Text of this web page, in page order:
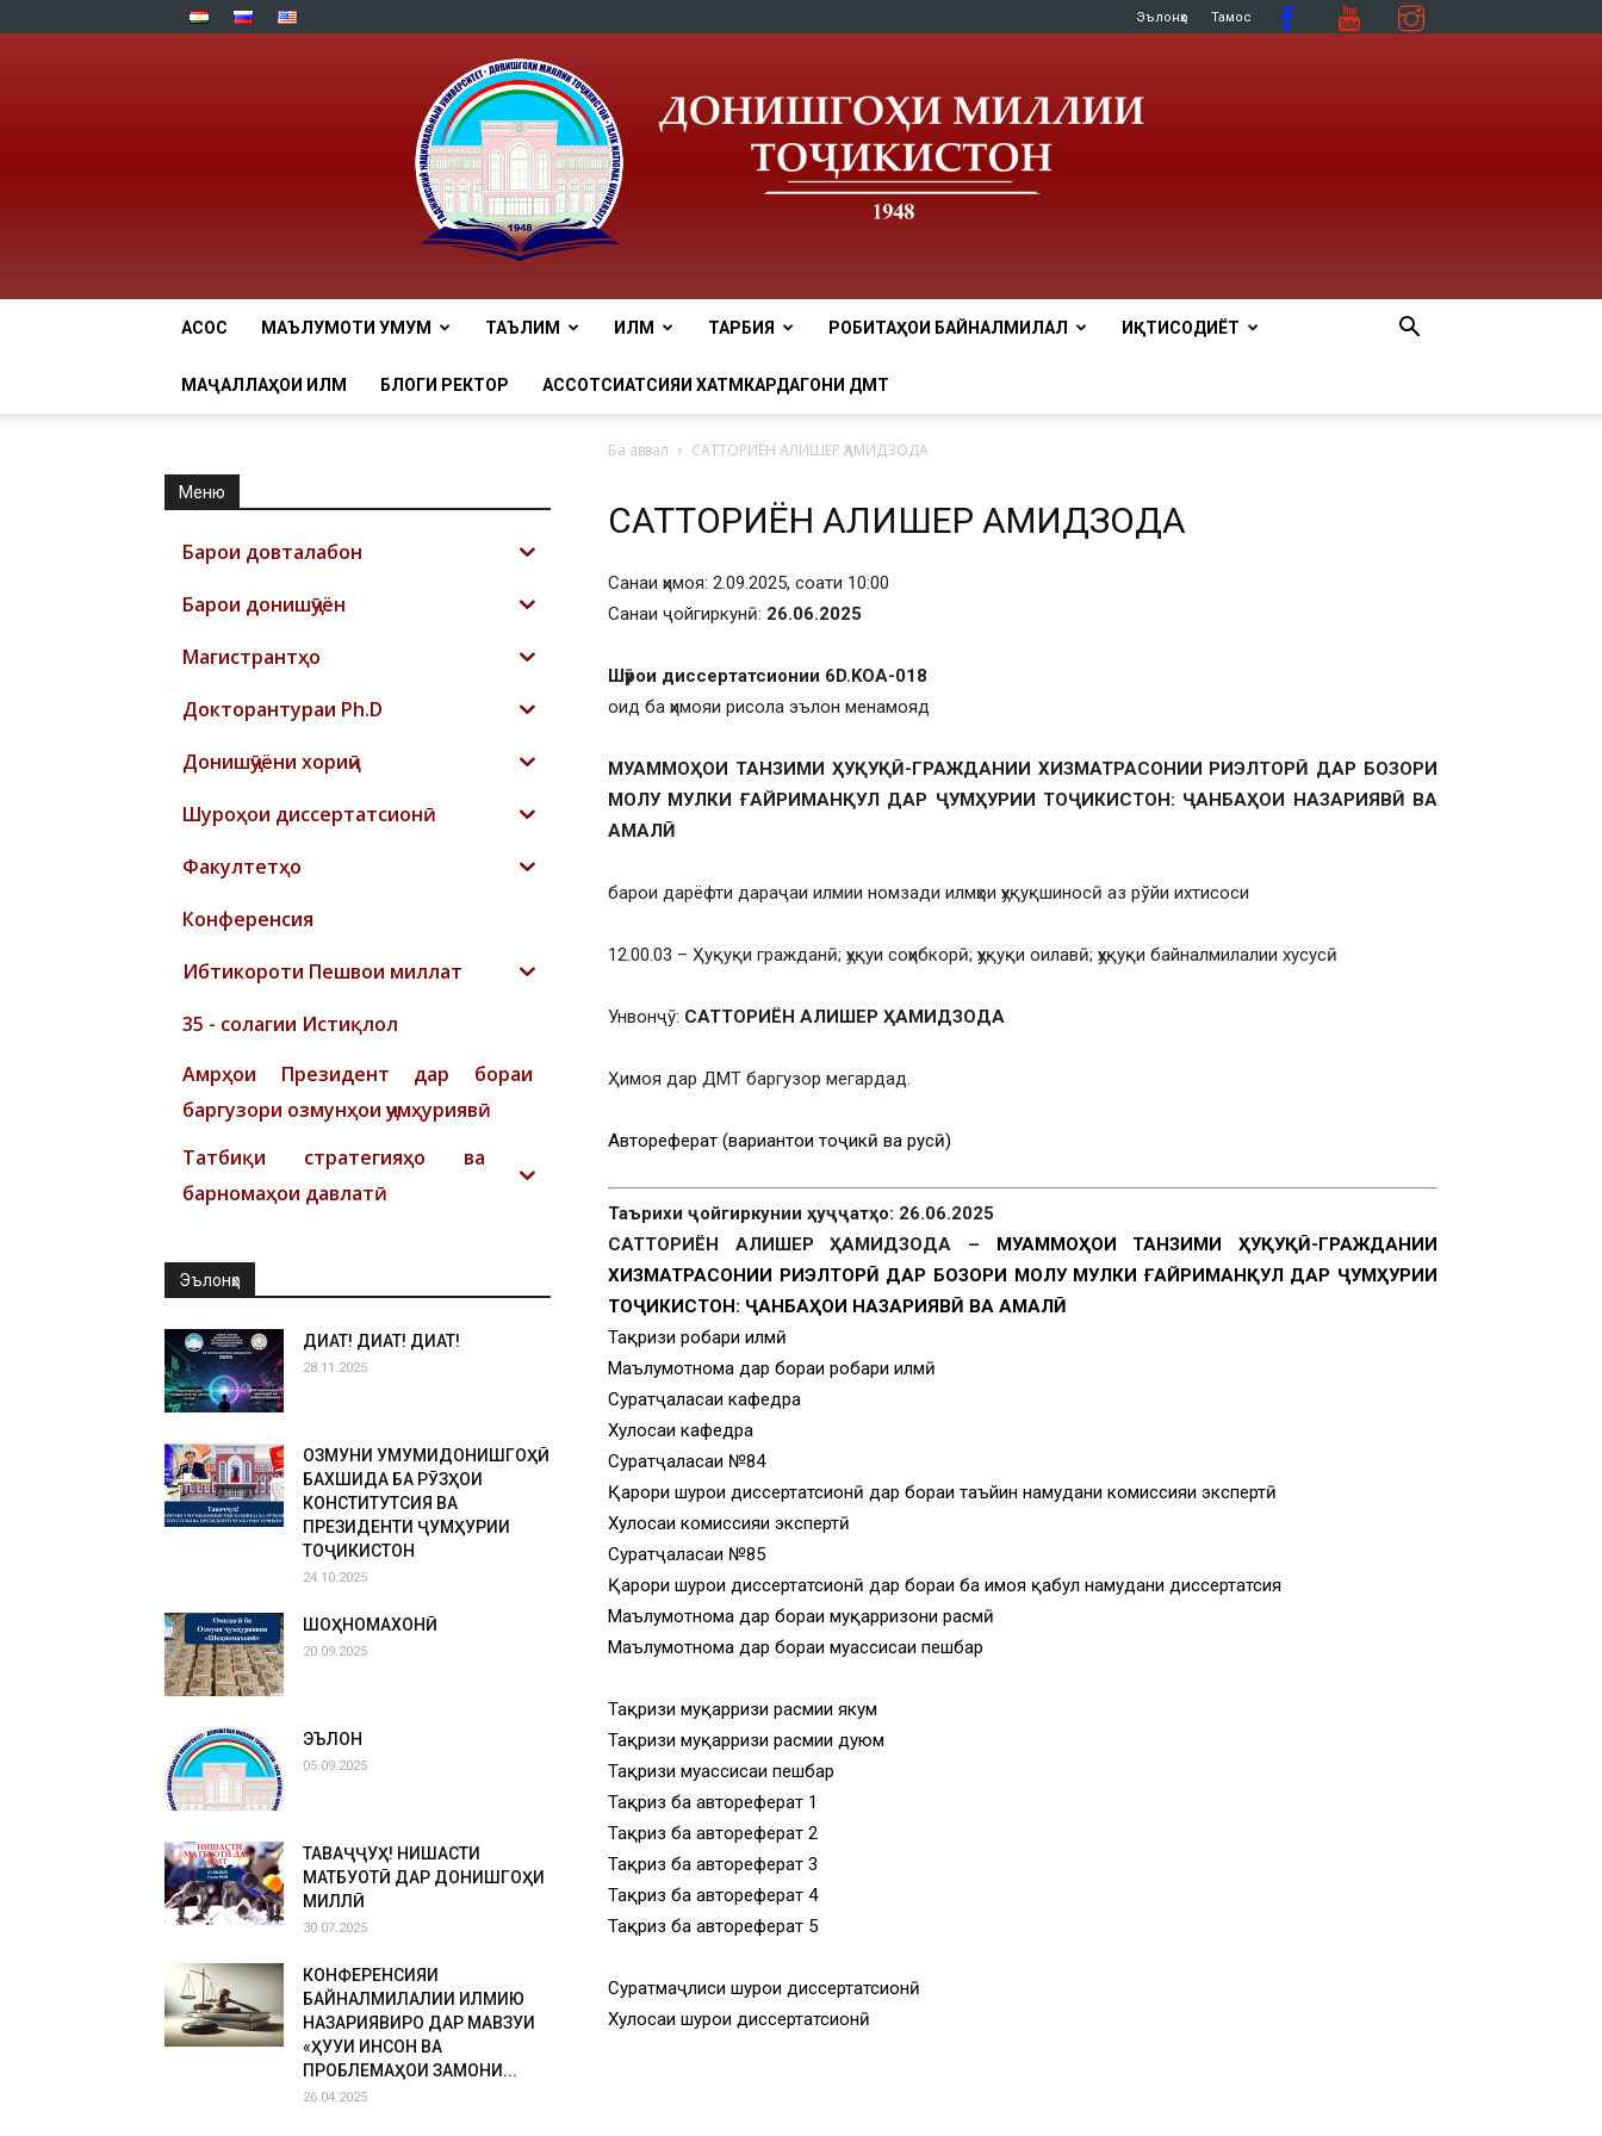
Эълонҳо Тамос
tnu
АСОСӢ МАЪЛУМОТИ УМУМӢ ТАЪЛИМ ИЛМ ТАРБИЯ РОБИТАҲОИ БАЙНАЛМИЛАЛӢ ИҚТИСОДИЁТ
МАҶАЛЛАҲОИ ИЛМӢ БЛОГИ РЕКТОР АССОТСИАТСИЯИ ХАТМКАРДАГОНИ ДМТ
Ба аввал САТТОРИЁН АЛИШЕР ҲАМИДЗОДА
САТТОРИЁН АЛИШЕР ҲАМИДЗОДА
Санаи ҳимоя: 2.09.2025, соати 10:00
Санаи ҷойгиркунӣ: 26.06.2025
Шӯрои диссертатсионии 6D.KOA-018
оид ба ҳимояи рисола эълон менамояд
МУАММОҲОИ ТАНЗИМИ ҲУҚУҚӢ-ГРАЖДАНИИ ХИЗМАТРАСОНИИ РИЭЛТОРӢ ДАР БОЗОРИ
МОЛУ МУЛКИ ҒАЙРИМАНҚУЛ ДАР ҶУМҲУРИИ ТОҶИКИСТОН: ҶАНБАҲОИ НАЗАРИЯВӢ ВА
АМАЛӢ
барои дарёфти дараҷаи илмии номзади илмҳои ҳуқуқшиносӣ аз рўйи ихтисоси
12.00.03 – Ҳуқуқи гражданӣ; ҳуқуи соҳибкорӣ; ҳуқуқи оилавӣ; ҳуқуқи байналмилалии хусусӣ
Унвонҷӯ: САТТОРИЁН АЛИШЕР ҲАМИДЗОДА
Ҳимоя дар ДМТ баргузор мегардад.
Автореферат (вариантҳои тоҷикӣ ва русӣ)
Таърихи ҷойгиркунии ҳуҷҷатҳо: 26.06.2025
САТТОРИЁН АЛИШЕР ҲАМИДЗОДА – МУАММОҲОИ ТАНЗИМИ ҲУҚУҚӢ-ГРАЖДАНИИ
ХИЗМАТРАСОНИИ РИЭЛТОРӢ ДАР БОЗОРИ МОЛУ МУЛКИ ҒАЙРИМАНҚУЛ ДАР ҶУМҲУРИИ
ТОҶИКИСТОН: ҶАНБАҲОИ НАЗАРИЯВӢ ВА АМАЛӢ
Тақризи роҳбари илмӣ
Маълумотнома дар бораи роҳбари илмӣ
Суратҷаласаи кафедра
Хулосаи кафедра
Суратҷаласаи №84
Қарори шурои диссертатсионӣ дар бораи таъйин намудани комиссияи экспертӣ
Хулосаи комиссияи экспертӣ
Суратҷаласаи №85
Қарори шурои диссертатсионӣ дар бораи ба ҳимоя қабул намудани диссертатсия
Маълумотнома дар бораи муқарризони расмӣ
Маълумотнома дар бораи муассисаи пешбар
Тақризи муқарризи расмии якум
Тақризи муқарризи расмии дуюм
Тақризи муассисаи пешбар
Тақриз ба автореферат 1
Тақриз ба автореферат 2
Тақриз ба автореферат 3
Тақриз ба автореферат 4
Тақриз ба автореферат 5
Суратмаҷлиси шурои диссертатсионӣ
Хулосаи шурои диссертатсионӣ
Меню
Барои довталабон
Барои донишҷӯён
Магистрантҳо
Докторантураи Ph.D
Донишҷӯёни хориҷӣ
Шyроҳои диссертатсионӣ
Факултетҳо
Конференсия
Ибтикороти Пешвои миллат
35 - солагии Истиқлол
Амрҳои Президент дар бораи
баргузори озмунҳои ҷумҳуриявӣ
Татбиқи стратегияҳо ва
барномаҳои давлатӣ
Эълонҳо
ДИҚҚАТ! ДИҚҚАТ! ДИҚҚАТ!
28.11.2025
ОЗМУНИ УМУМИДОНИШГОҲӢ
БАХШИДА БА РӮЗҲОИ
КОНСТИТУТСИЯ ВА
ПРЕЗИДЕНТИ ҶУМҲУРИИ
ТОҶИКИСТОН
24.10.2025
ШОҲНОМАХОНӢ
20.09.2025
ЭЪЛОН
05.09.2025
ТАВАҶҶУҲ! НИШАСТИ
МАТБУОТӢ ДАР ДОНИШГОҲИ
МИЛЛӢ
30.07.2025
КОНФЕРЕНСИЯИ
БАЙНАЛМИЛАЛИИ ИЛМИЮ
НАЗАРИЯВИРО ДАР МАВЗУИ
«ҲУҚУҚИ ИНСОН ВА
ПРОБЛЕМАҲОИ ЗАМОНИ...
26.04.2025